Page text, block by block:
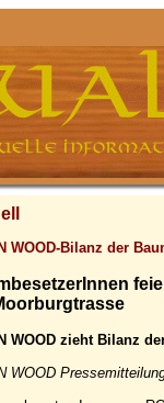
WOOD-Bilanz der
WOOD zieht Bilanz
WOOD